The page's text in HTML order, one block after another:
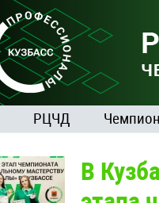
РЦЧД
В